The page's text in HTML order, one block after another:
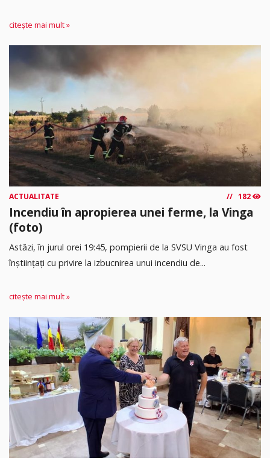
citește mai mult »
ACTUALITATE 182
Incendiu în apropierea unei ferme, la Vinga
(foto)
Astăzi, în jurul orei 19:45, pompierii de la SVSU Vinga au fost
înștiințați cu privire la izbucnirea unui incendiu de...
citește mai mult »